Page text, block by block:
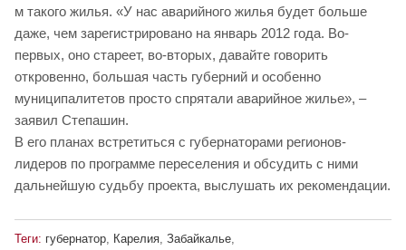
м такого жилья. «У нас аварийного жилья будет больше
даже, чем зарегистрировано на январь 2012 года. Во-
первых, оно стареет, во-вторых, давайте говорить
откровенно, большая часть губерний и особенно
муниципалитетов просто спрятали аварийное жилье», –
заявил Степашин.
В его планах встретиться с губернаторами регионов-
лидеров по программе переселения и обсудить с ними
дальнейшую судьбу проекта, выслушать их рекомендации.
Теги: губернатор Карелия Забайкалье